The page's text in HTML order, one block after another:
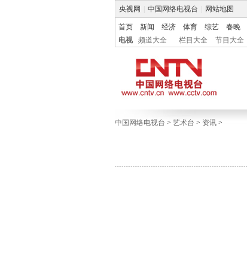
央视网 中国网络电视台 网站地图
首页 新闻 经济 体育 综艺 春晚
电视
频道大全 栏目大全 节目大全
中国网络电视台 > 艺术台 > 资讯 >